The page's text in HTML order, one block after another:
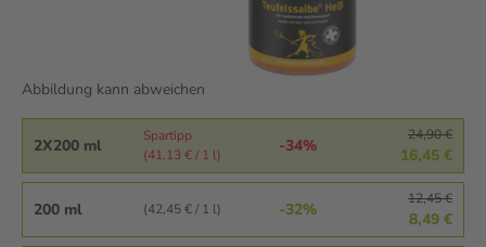
Abbildung kann abweichen
2X200 ml
Spartipp
(41,13 € / 1 l)
-34%
24,90 €
16,45 €
200 ml (42,45 € / 1 l) -32%
12,45 €
8,49 €